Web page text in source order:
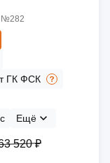
№282
ГК ФСК
Ещё
520 ₽